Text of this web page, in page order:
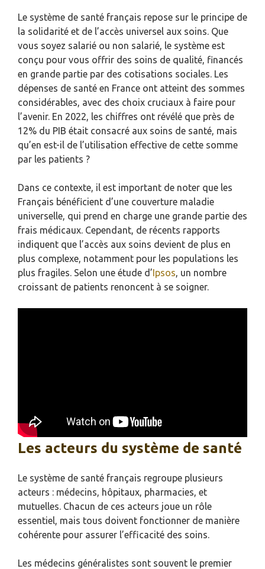
Le système de santé français repose sur le principe de
la solidarité et de l’accès universel aux soins. Que
vous soyez salarié ou non salarié, le système est
conçu pour vous offrir des soins de qualité, financés
en grande partie par des cotisations sociales. Les
dépenses de santé en France ont atteint des sommes
considérables, avec des choix cruciaux à faire pour
l’avenir. En 2022, les chiffres ont révélé que près de
12% du PIB était consacré aux soins de santé, mais
qu’en est-il de l’utilisation effective de cette somme
par les patients ?
Dans ce contexte, il est important de noter que les
Français bénéficient d’une couverture maladie
universelle, qui prend en charge une grande partie des
frais médicaux. Cependant, de récents rapports
indiquent que l’accès aux soins devient de plus en
plus complexe, notamment pour les populations les
plus fragiles. Selon une étude d’ Ipsos, un nombre
croissant de patients renoncent à se soigner.
Les acteurs du système de santé
Le système de santé français regroupe plusieurs
acteurs : médecins, hôpitaux, pharmacies, et
mutuelles. Chacun de ces acteurs joue un rôle
essentiel, mais tous doivent fonctionner de manière
cohérente pour assurer l’efficacité des soins.
Les médecins généralistes sont souvent le premier